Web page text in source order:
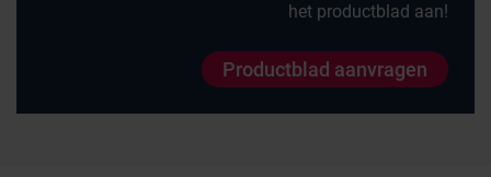
het productblad aan!
Productblad aanvragen